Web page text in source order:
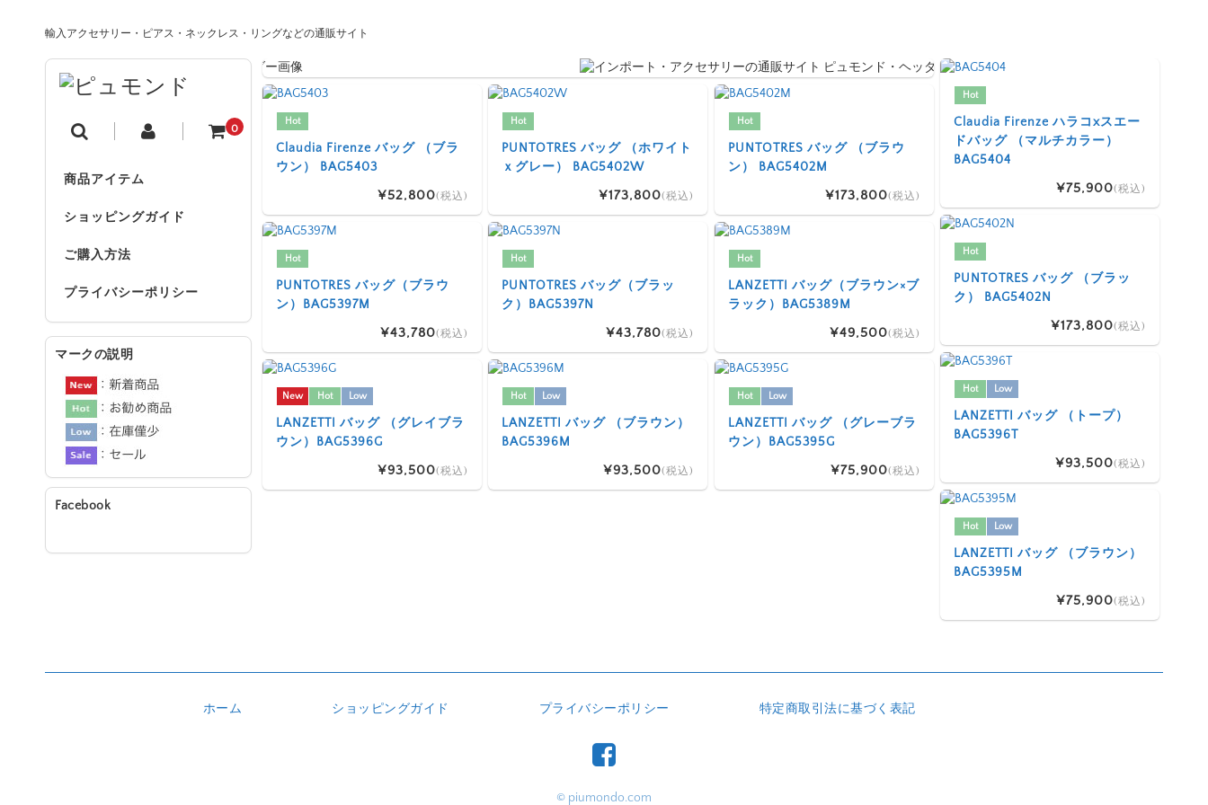
輸入アクセサリー・ピアス・ネックレス・リングなどの通販サイト
0
商品アイテム
ショッピングガイド
ご購入方法
プライバシーポリシー
Hot
Claudia Firenze ハラコxスエー
ドバッグ （マルチカラー）
BAG5404
¥75,900(税込)
Hot
Claudia Firenze バッグ （ブラ
ウン） BAG5403
¥52,800(税込)
Hot
PUNTOTRES バッグ （ホワイト
ｘグレー） BAG5402W
¥173,800(税込)
Hot
PUNTOTRES バッグ （ブラウ
ン） BAG5402M
¥173,800(税込)
Hot
PUNTOTRES バッグ （ブラッ
ク） BAG5402N
¥173,800(税込)
Hot
PUNTOTRES バッグ（ブラウ
ン）BAG5397M
¥43,780(税込)
Hot
PUNTOTRES バッグ（ブラッ
ク）BAG5397N
¥43,780(税込)
Hot
LANZETTI バッグ（ブラウン×ブ
ラック）BAG5389M
¥49,500(税込)
Hot Low
LANZETTI バッグ （トープ）
BAG5396T
¥93,500(税込)
New Hot Low
LANZETTI バッグ （グレイブラ
ウン）BAG5396G
¥93,500(税込)
Hot Low
LANZETTI バッグ （ブラウン）
BAG5396M
¥93,500(税込)
Hot Low
LANZETTI バッグ （グレーブラ
ウン）BAG5395G
¥75,900(税込)
Hot Low
LANZETTI バッグ （ブラウン）
BAG5395M
¥75,900(税込)
マークの説明
Facebook
ホーム ショッピングガイド プライバシーポリシー 特定商取引法に基づく表記
© piumondo.com